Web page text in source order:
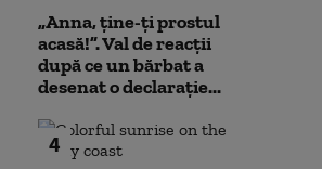
„Anna, ţine-ţi prostul
acasă!”. Val de reacții
după ce un bărbat a
desenat o declarație...
4